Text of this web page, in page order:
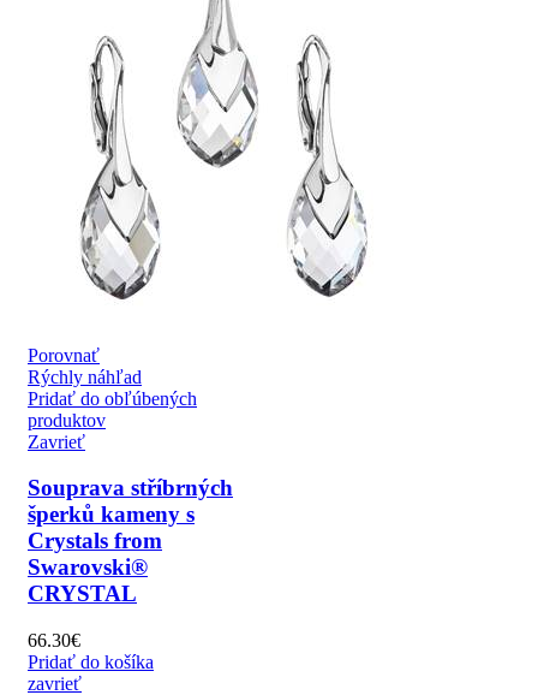
zavrieť
Porovnať
Rýchly náhľad
Pridať do obľúbených
produktov
Zavrieť
Souprava stříbrných
šperků kameny s
Crystals from
Swarovski®
CRYSTAL
66.30€
Pridať do košíka